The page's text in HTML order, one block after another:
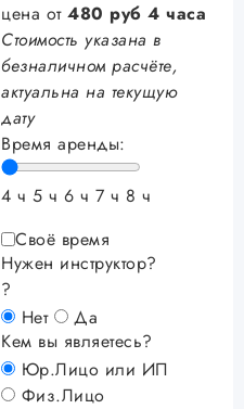
цена от 480 руб 4 часа
Стоимость указана в
безналичном расчёте,
актуальна на текущую
дату
Время аренды:
4 ч 5 ч 6 ч 7 ч 8 ч
Своё время
Нужен инструктор?
?
Нет
Да
Кем вы являетесь?
Юр.Лицо или ИП
Физ.Лицо